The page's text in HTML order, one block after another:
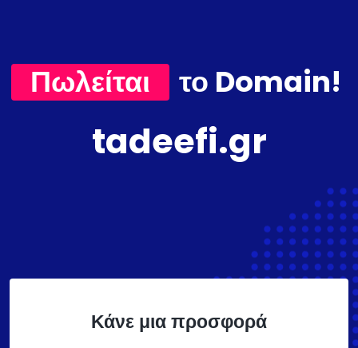
Πωλείται το Domain!
tadeefi.gr
Κάνε μια προσφορά